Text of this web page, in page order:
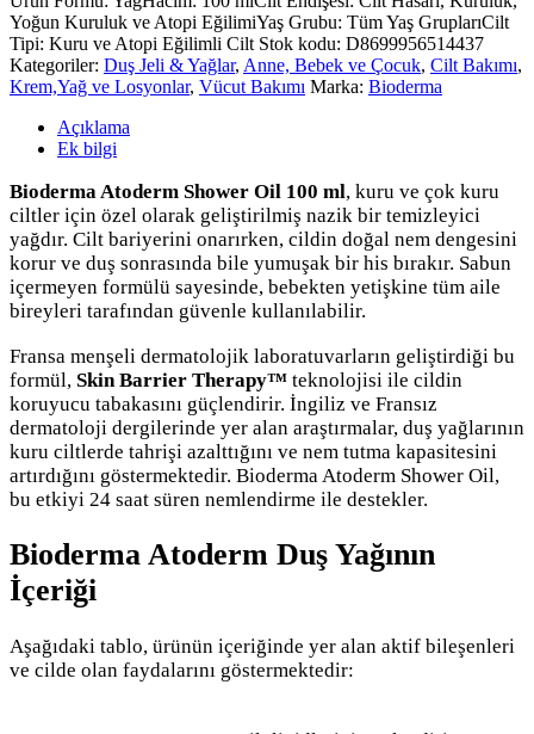
Yoğun Kuruluk ve Atopi EğilimiYaş Grubu: Tüm Yaş GruplarıCilt
Tipi: Kuru ve Atopi Eğilimli Cilt Stok kodu: D8699956514437
Kategoriler: Duş Jeli & Yağlar, Anne, Bebek ve Çocuk, Cilt Bakımı,
Krem,Yağ ve Losyonlar, Vücut Bakımı Marka: Bioderma
Açıklama
Ek bilgi
Bioderma Atoderm Shower Oil 100 ml, kuru ve çok kuru
ciltler için özel olarak geliştirilmiş nazik bir temizleyici
yağdır. Cilt bariyerini onarırken, cildin doğal nem dengesini
korur ve duş sonrasında bile yumuşak bir his bırakır. Sabun
içermeyen formülü sayesinde, bebekten yetişkine tüm aile
bireyleri tarafından güvenle kullanılabilir.
Fransa menşeli dermatolojik laboratuvarların geliştirdiği bu
formül, Skin Barrier Therapy™ teknolojisi ile cildin
koruyucu tabakasını güçlendirir. İngiliz ve Fransız
dermatoloji dergilerinde yer alan araştırmalar, duş yağlarının
kuru ciltlerde tahrişi azalttığını ve nem tutma kapasitesini
artırdığını göstermektedir. Bioderma Atoderm Shower Oil,
bu etkiyi 24 saat süren nemlendirme ile destekler.
Bioderma Atoderm Duş Yağının
İçeriği
Aşağıdaki tablo, ürünün içeriğinde yer alan aktif bileşenleri
ve cilde olan faydalarını göstermektedir: